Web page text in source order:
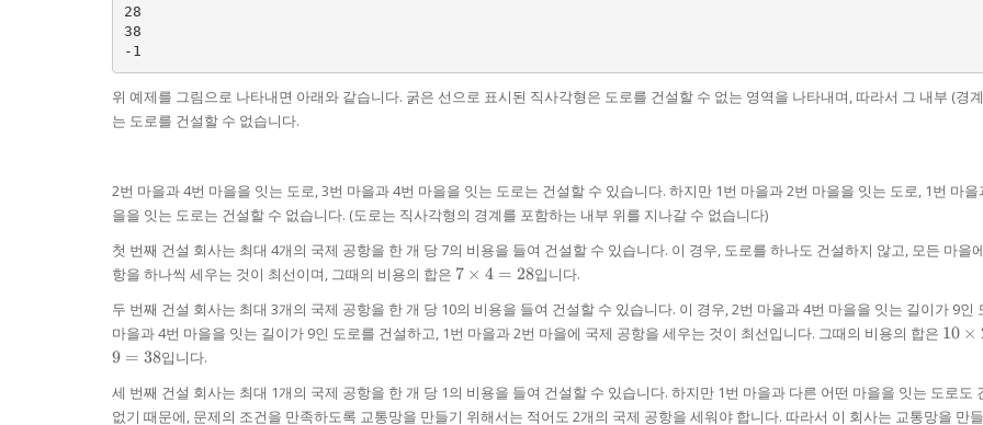
28
38
위 예제를 그림으로 나타내면 아래와 같습니다. 굵은 선으로 표시된 직사각형은 도로를 건설할 수 없는 영역을 나타내며, 따라서 그 내부 (경
는 도로를 건설할 수 없습니다.
2번 마을과 4번 마을을 잇는 도로, 3번 마을과 4번 마을을 잇는 도로는 건설할 수 있습니다. 하지만 1번 마을과 2번 마을을 잇는 도로, 1번 마을
을을 잇는 도로는 건설할 수 없습니다. (도로는 직사각형의 경계를 포함하는 내부 위를 지나갈 수 없습니다)
첫 번째 건설 회사는 최대 4개의 국제 공항을 한 개 당 7의 비용을 들여 건설할 수 있습니다. 이 경우, 도로를 하나도 건설하지 않고, 모든 마을
항을 하나씩 세우는 것이 최선이며, 그때의 비용의 합은 7
4 = 28
7 × 4 = 28입니다.
두 번째 건설 회사는 최대 3개의 국제 공항을 한 개 당 10의 비용을 들여 건설할 수 있습니다. 이 경우, 2번 마을과 4번 마을을 잇는 길이가 9인
마을과 4번 마을을 잇는 길이가 9인 도로를 건설하고, 1번 마을과 2번 마을에 국제 공항을 세우는 것이 최선입니다. 그때의 비용의 합은 10
+ 9
38
10 ×
9 = 38입니다.
세 번째 건설 회사는 최대 1개의 국제 공항을 한 개 당 1의 비용을 들여 건설할 수 있습니다. 하지만 1번 마을과 다른 어떤 마을을 잇는 도로도
없기 때문에, 문제의 조건을 만족하도록 교통망을 만들기 위해서는 적어도 2개의 국제 공항을 세워야 합니다. 따라서 이 회사는 교통망을 만